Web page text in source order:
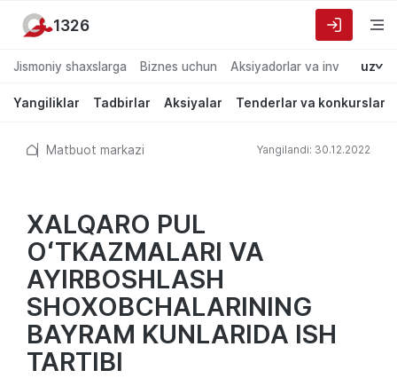
Jismoniy shaxslarga Biznes uchun Aksiyadorlar va investorlarga
uz
Yangiliklar Tadbirlar Aksiyalar Tenderlar va konkurslar
1326
Matbuot markazi Yangilandi: 30.12.2022
XALQARO PUL
OʻTKAZMALARI VA
AYIRBOSHLASH
SHOXOBCHALARINING
BAYRAM KUNLARIDA ISH
TARTIBI